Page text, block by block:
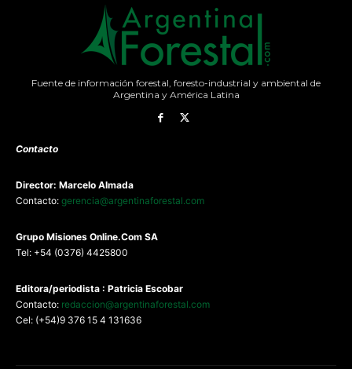
Fuente de información forestal, foresto-industrial y ambiental de
Argentina y América Latina
Contacto
Director: Marcelo Almada
Contacto: gerencia@argentinaforestal.com
Grupo Misiones Online.Com SA
Tel: +54 (0376) 4425800
Editora/periodista : Patricia Escobar
Contacto: redaccion@argentinaforestal.com
Cel: (+54)9 376 15 4 131636